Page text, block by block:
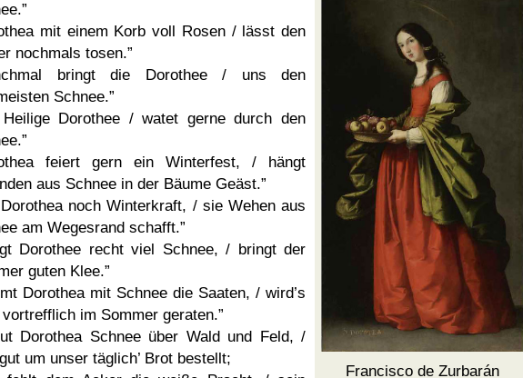
Francisco de Zurbarán
mit einem Korb voll Rosen / lässt den
nochmals tosen.
bringt die Dorothee / uns den
Schnee.
Dorothee / watet gerne durch den
feiert gern ein Winterfest, / hängt
aus Schnee in der Bäume Geäst.
noch Winterkraft, / sie Wehen aus
am Wegesrand schafft.
Dorothee recht viel Schnee, / bringt der
guten Klee.
Dorothea mit Schnee die Saaten, / wird’s
vortrefflich im Sommer geraten.
Dorothea Schnee über Wald und Feld, /
um unser täglich’ Brot bestellt;